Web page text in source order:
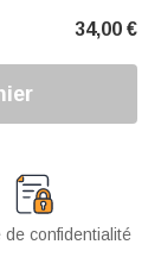
34,00 €
de confidentialité